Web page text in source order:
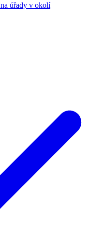
úřady v okolí